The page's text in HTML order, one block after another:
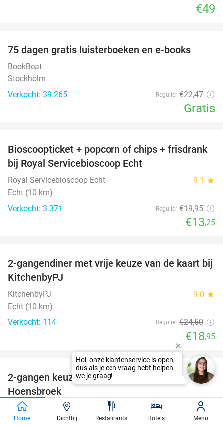
€49
75 dagen gratis luisterboeken en e-books
BookBeat
Stockholm
Verkocht: 39.265
Regulier €22,47
Gratis
34%
Bioscoopticket + popcorn of chips + frisdrank
bij Royal Servicebioscoop Echt
Royal Servicebioscoop Echt 9.1 star
Echt (10 km)
Verkocht: 3.371
Regulier €19,95
€13,25
23%
2-gangendiner met vrije keuze van de kaart bij
KitchenbyPJ
KitchenbyPJ 9.0 star
Echt (10 km)
Verkocht: 114
Regulier €24,50
€18,95
48%
2-gangen keuzelunch bij Zoet & Zout
Hoensbroek
Zoet & Zout Hoensbroek 9.4
Hoensbroek (7 km)
Home Dichtbij Restaurants Hotels Menu
Hoi, onze klantenservice is open,
dus als je een vraag hebt helpen
we je graag!